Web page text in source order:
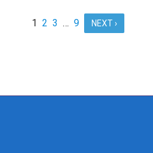
1 2 3 … 9 NEXT ›